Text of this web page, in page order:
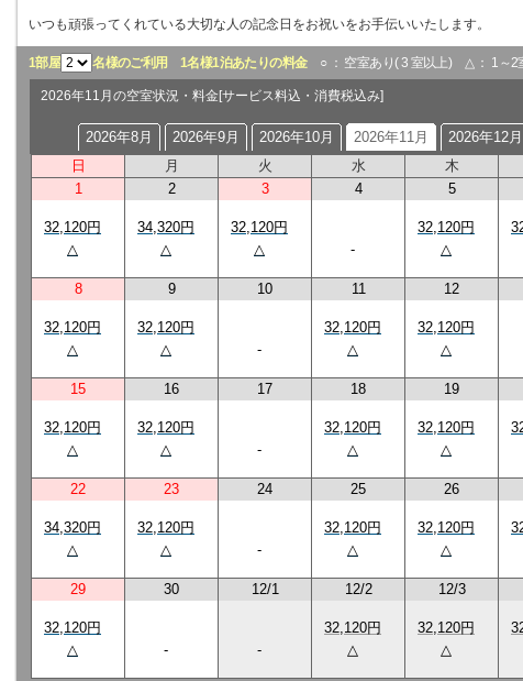
いつも頑張ってくれている大切な人の記念日をお祝いをお手伝いいたします。
1部屋 名様のご利用 1名様1泊あたりの料金○ ： 空室あり( 3 室以上) △ ： 1～2
2026年11月の空室状況・料金[サービス料込・消費税込み]
2026年8月 2026年9月 2026年10月 2026年11月 2026年12月
日 月 火 水 木
1
32,120円
△
2
34,320円
△
3
32,120円
△
4
-
5
32,120円
△
8
32,120円
△
9
32,120円
△
10
-
11
32,120円
△
12
32,120円
△
15
32,120円
△
16
32,120円
△
17
-
18
32,120円
△
19
32,120円
△
22
34,320円
△
23
32,120円
△
24
-
25
32,120円
△
26
32,120円
△
29
32,120円
△
30
-
12/1
-
12/2
32,120円
△
12/3
32,120円
△